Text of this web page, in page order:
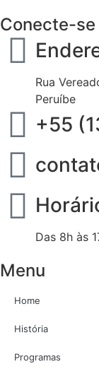
Conecte-se
Rua
Peruíbe
+55
Das 8h às
Menu
Home
História
Programas